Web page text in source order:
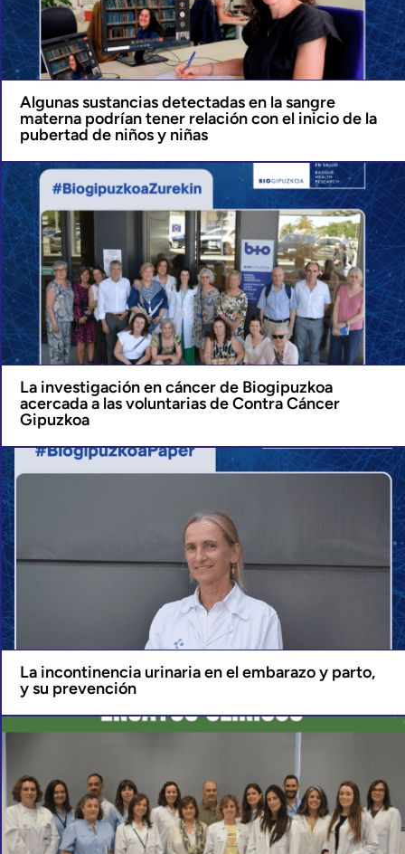
Algunas sustancias detectadas en la sangre
materna podrían tener relación con el inicio de la
pubertad de niños y niñas
La investigación en cáncer de Biogipuzkoa
acercada a las voluntarias de Contra Cáncer
Gipuzkoa
La incontinencia urinaria en el embarazo y parto,
y su prevención